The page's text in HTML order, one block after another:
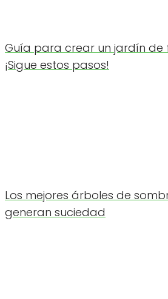
Guía para crear un jardín de
¡Sigue estos pasos!
Los mejores árboles de
generan suciedad